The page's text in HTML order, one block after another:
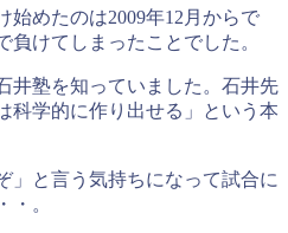
始めたのは2009年12月からで
けてしまったことでした。
井塾を知っていました。石井先
科学的に作り出せる」という本
」と言う気持ちになって試合に
・。